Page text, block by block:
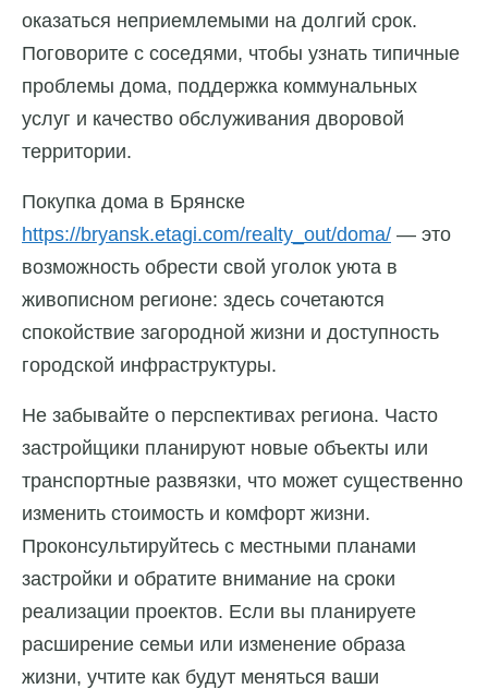
оказаться неприемлемыми на долгий срок.
Поговорите с соседями, чтобы узнать типичные
проблемы дома, поддержка коммунальных
услуг и качество обслуживания дворовой
территории.
Покупка дома в Брянске
https://bryansk.etagi.com/realty_out/doma/ — это
возможность обрести свой уголок уюта в
живописном регионе: здесь сочетаются
спокойствие загородной жизни и доступность
городской инфраструктуры.
Не забывайте о перспективах региона. Часто
застройщики планируют новые объекты или
транспортные развязки, что может существенно
изменить стоимость и комфорт жизни.
Проконсультируйтесь с местными планами
застройки и обратите внимание на сроки
реализации проектов. Если вы планируете
расширение семьи или изменение образа
жизни, учтите как будут меняться ваши